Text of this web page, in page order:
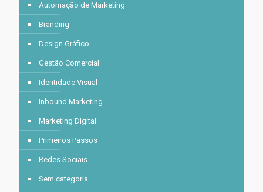
Automação de Marketing
Branding
Design Gráfico
Gestão Comercial
Identidade Visual
Inbound Marketing
Marketing Digital
Primeiros Passos
Redes Sociais
Sem categoria